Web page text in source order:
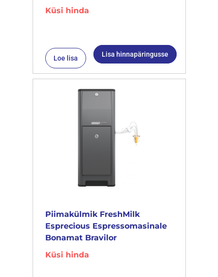
Küsi hinda
Loe lisa Lisa hinnapäringusse
Piimakülmik FreshMilk
Esprecious Espressomasinale
Bonamat Bravilor
Küsi hinda